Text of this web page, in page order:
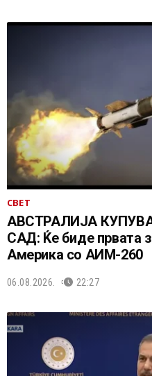
СВЕТ
АВСТРАЛИЈА
САД: Ќе биде првата
Америка со АИМ-260
06.08.2026. 22:27